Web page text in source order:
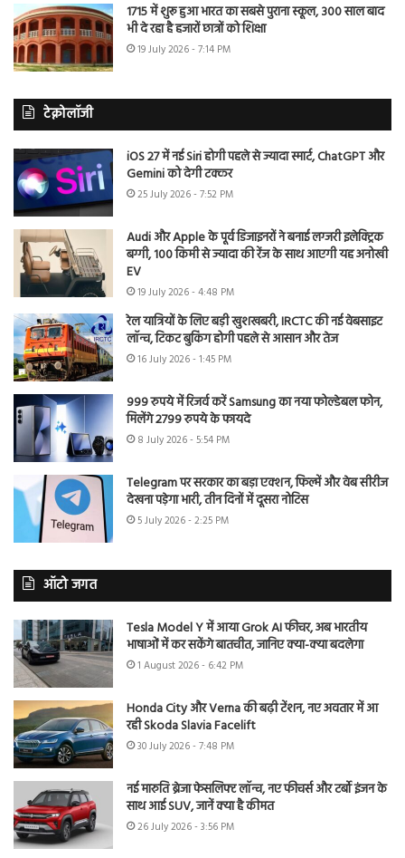
1715 में शुरू हुआ भारत का सबसे पुराना स्कूल, 300 साल बाद
भी दे रहा है हजारों छात्रों को शिक्षा
19 July 2026 - 7:14 PM
टेक्नोलॉजी
iOS 27 में नई Siri होगी पहले से ज्यादा स्मार्ट, ChatGPT और
Gemini को देगी टक्कर
25 July 2026 - 7:52 PM
Audi और Apple के पूर्व डिजाइनरों ने बनाई लग्जरी इलेक्ट्रिक
बग्गी, 100 किमी से ज्यादा की रेंज के साथ आएगी यह अनोखी
EV
19 July 2026 - 4:48 PM
रेल यात्रियों के लिए बड़ी खुशखबरी, IRCTC की नई वेबसाइट
लॉन्च, टिकट बुकिंग होगी पहले से आसान और तेज
16 July 2026 - 1:45 PM
999 रुपये में रिजर्व करें Samsung का नया फोल्डेबल फोन,
मिलेंगे 2799 रुपये के फायदे
8 July 2026 - 5:54 PM
Telegram पर सरकार का बड़ा एक्शन, फिल्में और वेब सीरीज
देखना पड़ेगा भारी, तीन दिनों में दूसरा नोटिस
5 July 2026 - 2:25 PM
ऑटो जगत
Tesla Model Y में आया Grok AI फीचर, अब भारतीय
भाषाओं में कर सकेंगे बातचीत, जानिए क्या-क्या बदलेगा
1 August 2026 - 6:42 PM
Honda City और Verna की बढ़ी टेंशन, नए अवतार में आ
रही Skoda Slavia Facelift
30 July 2026 - 7:48 PM
नई मारुति ब्रेजा फेसलिफ्ट लॉन्च, नए फीचर्स और टर्बो इंजन के
साथ आई SUV, जानें क्या है कीमत
26 July 2026 - 3:56 PM